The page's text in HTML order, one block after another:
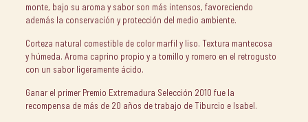
monte, bajo su aroma y sabor son más intensos, favoreciendo
además la conservación y protección del medio ambiente.
Corteza natural comestible de color marfil y liso. Textura mantecosa
y húmeda. Aroma caprino propio y a tomillo y romero en el retrogusto
con un sabor ligeramente ácido.
Ganar el primer Premio Extremadura Selección 2010 fue la
recompensa de más de 20 años de trabajo de Tiburcio e Isabel.